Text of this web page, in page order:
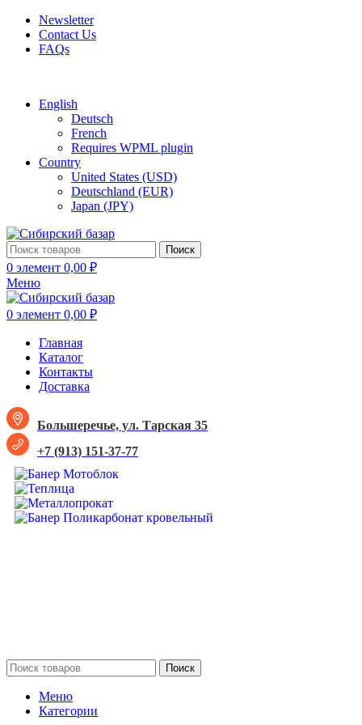
Newsletter
Contact Us
FAQs
English
Deutsch
French
Requires WPML plugin
Country
United States (USD)
Deutschland (EUR)
Japan (JPY)
Поиск
0 элемент 0,00 ₽
Меню
0 элемент 0,00 ₽
Главная
Каталог
Контакты
Доставка
Большеречье, ул. Тарская 35
+7 (913) 151-37-77
Поиск
Меню
Категории